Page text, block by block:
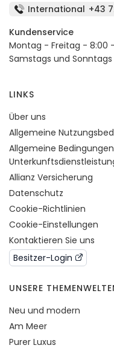
International +43
Kundenservice
Montag - Freitag - 8:00 -
Samstags und
LINKS
Über uns
Allgemeine
Allgemeine
Allianz Versicherung
Datenschutz
Cookie-Richtlinien
Cookie-Einstellungen
Kontaktieren Sie uns
Besitzer-Login
UNSERE
Neu und modern
Am Meer
Purer Luxus